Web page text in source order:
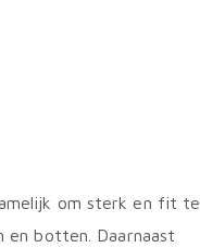
om sterk en fit te
botten. Daarnaast